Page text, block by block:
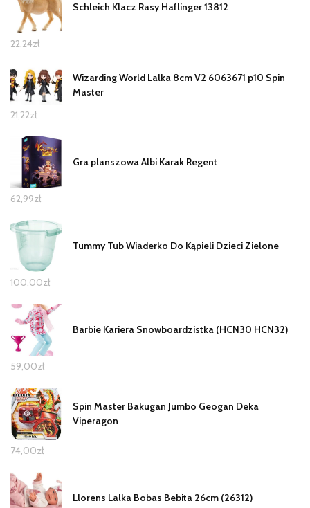
Schleich Klacz Rasy Haflinger 13812
22,24zł
Wizarding World Lalka 8cm V2 6063671 p10 Spin
Master
21,22zł
Gra planszowa Albi Karak Regent
62,99zł
Tummy Tub Wiaderko Do Kąpieli Dzieci Zielone
100,00zł
Barbie Kariera Snowboardzistka (HCN30 HCN32)
59,00zł
Spin Master Bakugan Jumbo Geogan Deka
Viperagon
74,00zł
Llorens Lalka Bobas Bebita 26cm (26312)